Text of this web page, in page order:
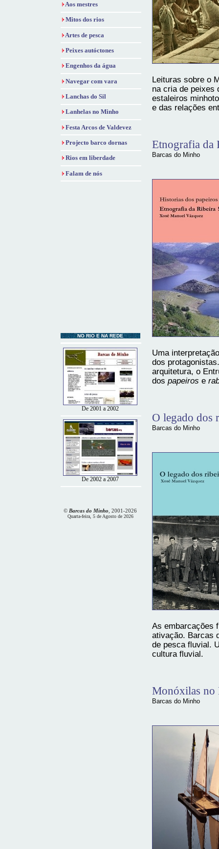
Aos mestres
Mitos dos rios
Artes de pesca
Peixes autóctones
Engenhos da água
Navegar com vara
Lanchas do Sil
Lanhelas no Minho
Festa Arcos de Valdevez
Projecto barco dornas
Rios em liberdade
Falam de nós
NO RIO E NA REDE
De 2001 a 2002
De 2002 a 2007
© Barcas do Minho , 2001-2026
Quarta-feira, 5 de Agosto de 2026
Leituras sobre o
na cria de peixes
estaleiros
e das relações
Etnografia da
Barcas do Minho
Uma
dos
arquitetura, o
dos papeiros e
O legado dos
Barcas do Minho
As embarcações
ativação. Barcas
de pesca fluvial.
cultura fluvial.
Monóxilas no
Barcas do Minho